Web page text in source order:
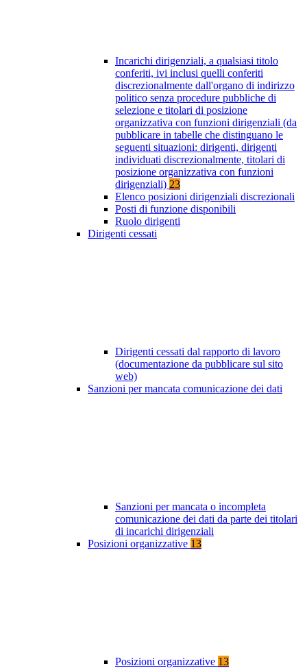
Incarichi dirigenziali, a qualsiasi titolo
conferiti, ivi inclusi quelli conferiti
discrezionalmente dall'organo di indirizzo
politico senza procedure pubbliche di
selezione e titolari di posizione
organizzativa con funzioni dirigenziali (da
pubblicare in tabelle che distinguano le
seguenti situazioni: dirigenti, dirigenti
individuati discrezionalmente, titolari di
posizione organizzativa con funzioni
dirigenziali) 23
Elenco posizioni dirigenziali discrezionali
Posti di funzione disponibili
Ruolo dirigenti
Dirigenti cessati
Dirigenti cessati dal rapporto di lavoro
(documentazione da pubblicare sul sito
web)
Sanzioni per mancata comunicazione dei dati
Sanzioni per mancata o incompleta
comunicazione dei dati da parte dei titolari
di incarichi dirigenziali
Posizioni organizzative 13
Posizioni organizzative 13